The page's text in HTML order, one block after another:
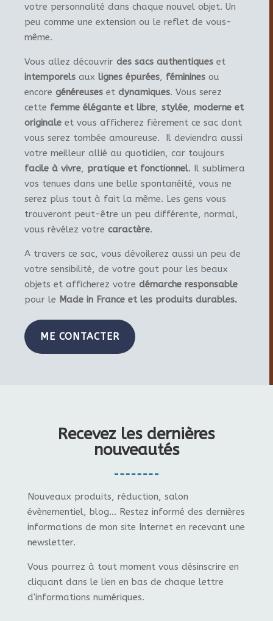
votre personnalité dans chaque nouvel objet. Un
peu comme une extension ou le reflet de vous-
même.
Vous allez découvrir des sacs authentiques et
intemporels aux lignes épurées, féminines ou
encore généreuses et dynamiques. Vous serez
cette femme élégante et libre, stylée, moderne et
originale et vous afficherez fièrement ce sac dont
vous serez tombée amoureuse. Il deviendra aussi
votre meilleur allié au quotidien, car toujours
facile à vivre, pratique et fonctionnel. Il sublimera
vos tenues dans une belle spontanéité, vous ne
serez plus tout à fait la même. Les gens vous
trouveront peut-être un peu différente, normal,
vous révélez votre caractère.
A travers ce sac, vous dévoilerez aussi un peu de
votre sensibilité, de votre gout pour les beaux
objets et afficherez votre démarche responsable
pour le Made in France et les produits durables.
ME CONTACTER
Recevez les dernières
nouveautés
Nouveaux produits, réduction, salon
évènementiel, blog... Restez informé des dernières
informations de mon site Internet en recevant une
newsletter.
Vous pourrez à tout moment vous désinscrire en
cliquant dans le lien en bas de chaque lettre
d'informations numériques.